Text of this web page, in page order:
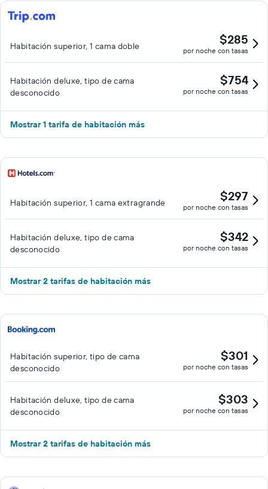
Habitación superior, 1 cama doble $285
por noche con tasas
Habitación deluxe, tipo de cama
desconocido
$754
por noche con tasas
Mostrar 1 tarifa de habitación más
Habitación superior, 1 cama extragrande $297
por noche con tasas
Habitación deluxe, tipo de cama
desconocido
$342
por noche con tasas
Mostrar 2 tarifas de habitación más
Habitación superior, tipo de cama
desconocido
$301
por noche con tasas
Habitación deluxe, tipo de cama
desconocido
$303
por noche con tasas
Mostrar 2 tarifas de habitación más